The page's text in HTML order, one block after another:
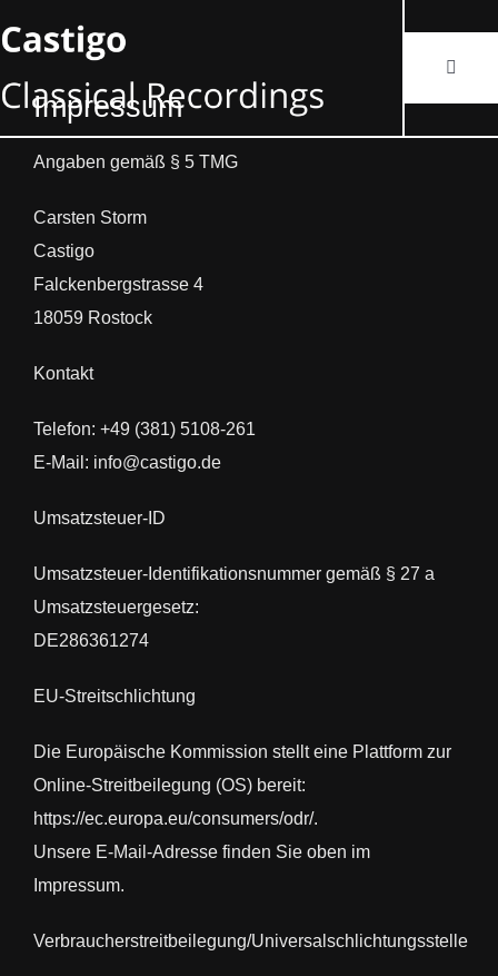
Inhalt
springen
Toggle
SUCHE
Impressum
Angaben gemäß § 5 TMG
Carsten Storm
Castigo
Falckenbergstrasse 4
18059 Rostock
Kontakt
Telefon: +49 (381) 5108-261
E-Mail: info@castigo.de
Umsatzsteuer-ID
Umsatzsteuer-Identifikationsnummer gemäß § 27 a
Umsatzsteuergesetz:
DE286361274
EU-Streitschlichtung
Die Europäische Kommission stellt eine Plattform zur
Online-Streitbeilegung (OS) bereit:
https://ec.europa.eu/consumers/odr/.
Unsere E-Mail-Adresse finden Sie oben im
Impressum.
Verbraucherstreitbeilegung/Universalschlichtungsstelle